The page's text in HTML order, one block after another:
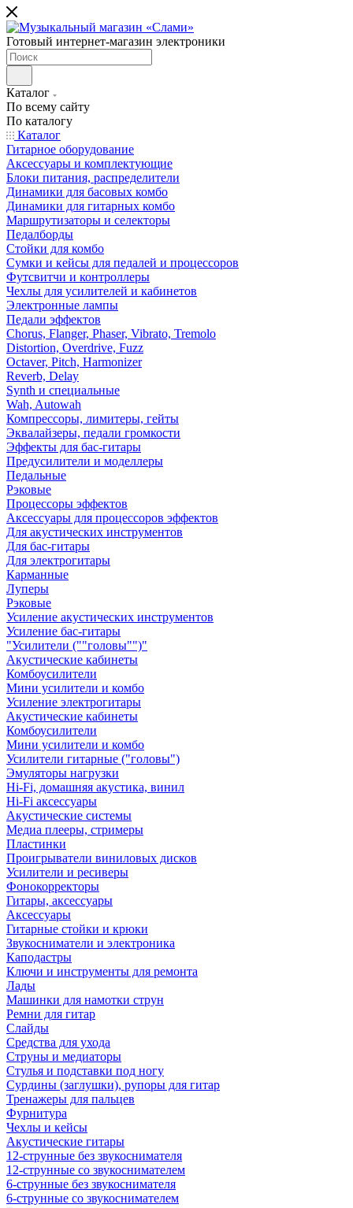
Готовый интернет-магазин электроники
Каталог
По всему сайту
По каталогу
Каталог
Гитарное оборудование
Аксессуары и комплектующие
Блоки питания, распределители
Динамики для басовых комбо
Динамики для гитарных комбо
Маршрутизаторы и селекторы
Педалборды
Стойки для комбо
Сумки и кейсы для педалей и процессоров
Футсвитчи и контроллеры
Чехлы для усилителей и кабинетов
Электронные лампы
Педали эффектов
Chorus, Flanger, Phaser, Vibrato, Tremolo
Distortion, Overdrive, Fuzz
Octaver, Pitch, Harmonizer
Reverb, Delay
Synth и специальные
Wah, Autowah
Компрессоры, лимитеры, гейты
Эквалайзеры, педали громкости
Эффекты для бас-гитары
Предусилители и моделлеры
Педальные
Рэковые
Процессоры эффектов
Аксессуары для процессоров эффектов
Для акустических инструментов
Для бас-гитары
Для электрогитары
Карманные
Луперы
Рэковые
Усиление акустических инструментов
Усиление бас-гитары
"Усилители (""головы"")"
Акустические кабинеты
Комбоусилители
Мини усилители и комбо
Усиление электрогитары
Акустические кабинеты
Комбоусилители
Мини усилители и комбо
Усилители гитарные ("головы")
Эмуляторы нагрузки
Hi-Fi, домашняя акустика, винил
Hi-Fi аксессуары
Акустические системы
Медиа плееры, стримеры
Пластинки
Проигрыватели виниловых дисков
Усилители и ресиверы
Фонокорректоры
Гитары, аксессуары
Аксессуары
Гитарные стойки и крюки
Звукосниматели и электроника
Каподастры
Ключи и инструменты для ремонта
Лады
Машинки для намотки струн
Ремни для гитар
Слайды
Средства для ухода
Струны и медиаторы
Стулья и подставки под ногу
Сурдины (заглушки), рупоры для гитар
Тренажеры для пальцев
Фурнитура
Чехлы и кейсы
Акустические гитары
12-струнные без звукоснимателя
12-струнные со звукоснимателем
6-струнные без звукоснимателя
6-струнные со звукоснимателем